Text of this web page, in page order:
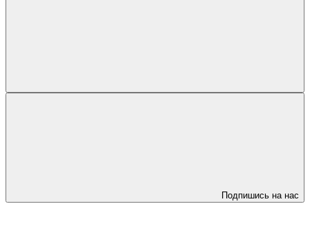
Подпишись на нас